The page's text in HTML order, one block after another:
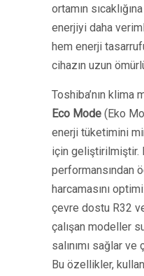
ortamın
enerjiyi daha
hem enerji
cihazın uzun
Toshiba’nın klima
Eco Mode (Eko
enerji tüketimini
için geliştirilmiştir.
performansından
harcamasını
çevre dostu R32
çalışan modeller
salınımı sağlar ve
Bu özellikler,